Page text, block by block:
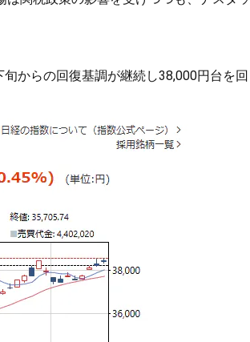
からの回復基調が継続し38,000円台を回